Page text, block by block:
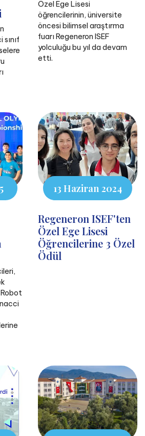
sınıf
Özel Ege Lisesi
öğrencilerinin, üniversite
öncesi bilimsel araştırma
fuarı Regeneron ISEF
yolculuğu bu yıl da devam
etti.
Robot
13 Haziran 2024
Regeneron ISEF'ten
Özel Ege Lisesi
Öğrencilerine 3 Özel
Ödül